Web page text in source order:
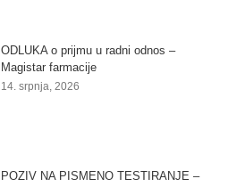
ODLUKA o prijmu u radni odnos –
Magistar farmacije
14. srpnja, 2026
POZIV NA PISMENO TESTIRANJE –